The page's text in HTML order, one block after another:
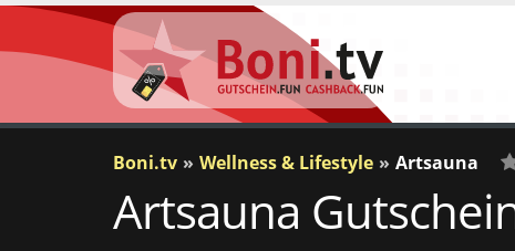
Boni.tv Wellness & Lifestyle Artsauna
Artsauna